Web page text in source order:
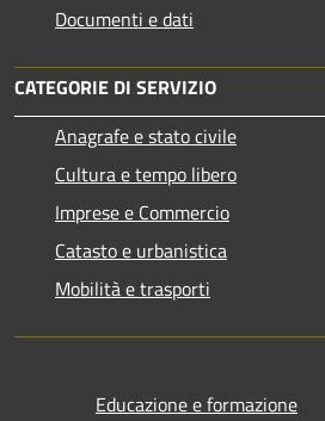
Documenti e dati
CATEGORIE DI SERVIZIO
Anagrafe e stato civile
Cultura e tempo libero
Imprese e Commercio
Catasto e urbanistica
Mobilità e trasporti
Educazione e formazione